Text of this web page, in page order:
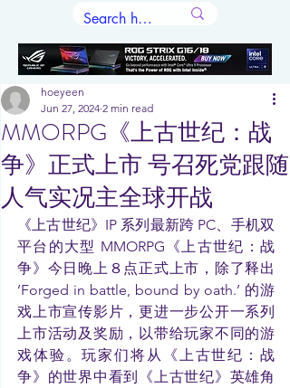
MMORPG《上古世纪：战
争》正式上市 号召死党跟随
人气实况主全球开战
hoeyeen
Jun 27, 2024 2 min read
《上古世纪》IP 系列最新跨 PC、手机双
平台的大型 MMORPG《上古世纪：战
争》今日晚上８点正式上市，除了释出
’Forged in battle, bound by oath.’ 的游
戏上市宣传影片，更进一步公开一系列
上市活动及奖励，以带给玩家不同的游
戏体验。玩家们将从《上古世纪：战
争》的世界中看到《上古世纪》英雄角